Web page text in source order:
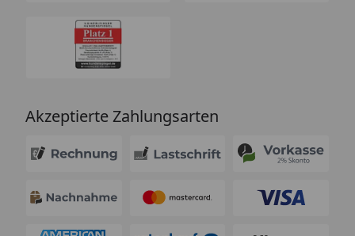
Akzeptierte Zahlungsarten